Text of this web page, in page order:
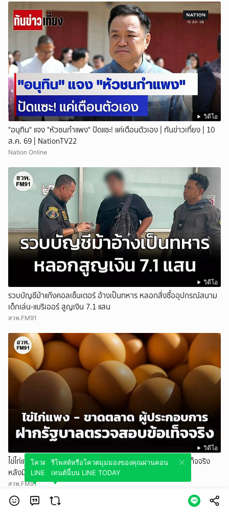
วิดีโอ
"อนุทิน" แจง "หัวชนกำแพง" ปัดแซะ! แค่เตือนตัวเอง | ทันข่าวเที่ยง | 10
ส.ค. 69 | NationTV22
Nation Online
วิดีโอ
รวบบัญชีม้าแก๊งคอลเซ็นเตอร์ อ้างเป็นทหาร หลอกสั่งซื้ออุปกรณ์สนาม
เด็กเล่น-แบริเออร์ สูญเงิน 7.1 แสน
สวพ.FM91
วิดีโอ
ไข่ไก่แพง - ขาดตลาด ผู้ประกอบการ ฝากรัฐบาลตรวจสอบข้อเท็จจริง
หลังมีข่าวลือ ส่งออกต่างประเทศ
สวพ.FM91
โควตมุมมองของคุณผ่านคอนเทนต์นี้บน
LINE TODAY
รีโพสต์หรือโควตมุมมองของคุณผ่านคอน
เทนต์นี้บน LINE TODAY